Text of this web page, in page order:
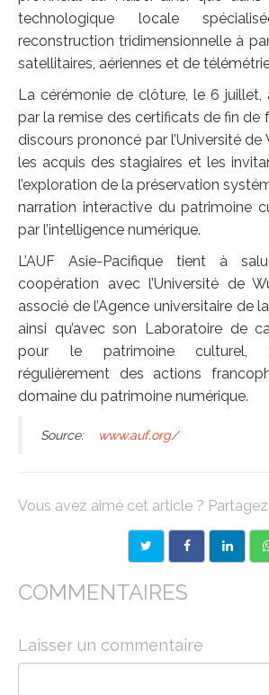
technologique locale
reconstruction tridimensionnelle à
satellitaires, aériennes et de
La cérémonie de clôture, le 6 juillet,
par la remise des certificats de fin de
discours prononcé par l’Université de
les acquis des stagiaires et les
l’exploration de la préservation
narration interactive du patrimoine
par l’intelligence numérique.
L’AUF Asie-Pacifique tient à
coopération avec l’Université de
associé de l’Agence universitaire de
ainsi qu’avec son Laboratoire de
pour le patrimoine culturel,
régulièrement des actions
domaine du patrimoine numérique.
Source: www.auf.org/
Vous avez aimé cet article ?
COMMENTAIRES
Laisser un commentaire